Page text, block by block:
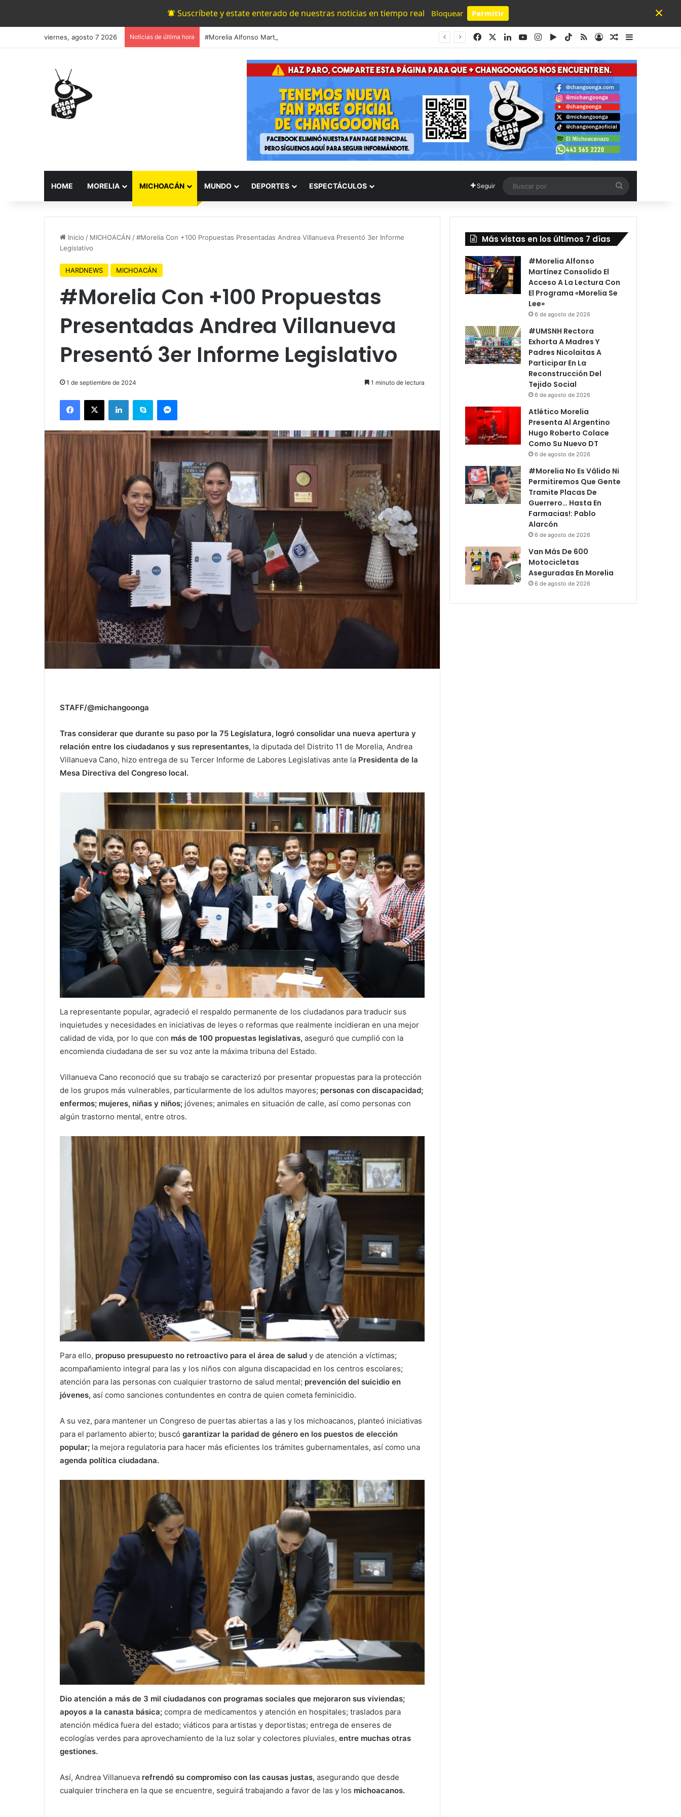
Suscríbete y estate enterado de nuestras noticias en tiempo real Bloquear Permitir
Powered by SendPulse
×
viernes, agosto 7 2026 Noticias de última hora FacebookLinkedInYouTubeInstagram
Google Play
TikTok
RSSAccesoPublicación al
Barra lateral
HOME MORELIA MICHOACÁN MUNDO DEPORTES ESPECTÁCULOS Seguir
por
Inicio / MICHOACÁN /#Morelia Con +100 Propuestas Presentadas Andrea Villanueva Presentó 3er Informe
Legislativo
HARDNEWS MICHOACÁN
#Morelia Con +100 Propuestas
Presentadas Andrea Villanueva
Presentó 3er Informe Legislativo
1 de septiembre de 2024 1 minuto de lectura
Facebook
X LinkedInSkype Messenger
STAFF/@michangoonga
Tras considerar que durante su paso por la 75 Legislatura, logró consolidar una nueva apertura y
relación entre los ciudadanos y sus representantes, la diputada del Distrito 11 de Morelia, Andrea
Villanueva Cano, hizo entrega de su Tercer Informe de Labores Legislativas ante la Presidenta de la
Mesa Directiva del Congreso local.
La representante popular, agradeció el respaldo permanente de los ciudadanos para traducir sus
inquietudes y necesidades en iniciativas de leyes o reformas que realmente incidieran en una mejor
calidad de vida, por lo que con más de 100 propuestas legislativas, aseguró que cumplió con la
encomienda ciudadana de ser su voz ante la máxima tribuna del Estado.
Villanueva Cano reconoció que su trabajo se caracterizó por presentar propuestas para la protección
de los grupos más vulnerables, particularmente de los adultos mayores; personas con discapacidad;
enfermos; mujeres, niñas y niños; jóvenes; animales en situación de calle, así como personas con
algún trastorno mental, entre otros.
Para ello, propuso presupuesto no retroactivo para el área de salud y de atención a víctimas;
acompañamiento integral para las y los niños con alguna discapacidad en los centros escolares;
atención para las personas con cualquier trastorno de salud mental; prevención del suicidio en
jóvenes, así como sanciones contundentes en contra de quien cometa feminicidio.
A su vez, para mantener un Congreso de puertas abiertas a las y los michoacanos, planteó iniciativas
para el parlamento abierto; buscó garantizar la paridad de género en los puestos de elección
popular; la mejora regulatoria para hacer más eficientes los trámites gubernamentales, así como una
agenda política ciudadana.
Dio atención a más de 3 mil ciudadanos con programas sociales que mejoraron sus viviendas;
apoyos a la canasta básica; compra de medicamentos y atención en hospitales; traslados para
atención médica fuera del estado; viáticos para artistas y deportistas; entrega de enseres de
ecologías verdes para aprovechamiento de la luz solar y colectores pluviales, entre muchas otras
gestiones.
Así, Andrea Villanueva refrendó su compromiso con las causas justas, asegurando que desde
cualquier trinchera en la que se encuentre, seguirá trabajando a favor de las y los michoacanos.
Más vistas en los últimos 7 días
#Morelia Alfonso
Martínez Consolido El
Acceso A La Lectura Con
El Programa «Morelia Se
Lee»
6 de agosto de 2026
#UMSNH Rectora
Exhorta A Madres Y
Padres Nicolaitas A
Participar En La
Reconstrucción Del
Tejido Social
6 de agosto de 2026
Atlético Morelia
Presenta Al Argentino
Hugo Roberto Colace
Como Su Nuevo DT
6 de agosto de 2026
#Morelia No Es Válido Ni
Permitiremos Que Gente
Tramite Placas De
Guerrero… Hasta En
Farmacias!: Pablo
Alarcón
6 de agosto de 2026
Van Más De 600
Motocicletas
Aseguradas En Morelia
6 de agosto de 2026